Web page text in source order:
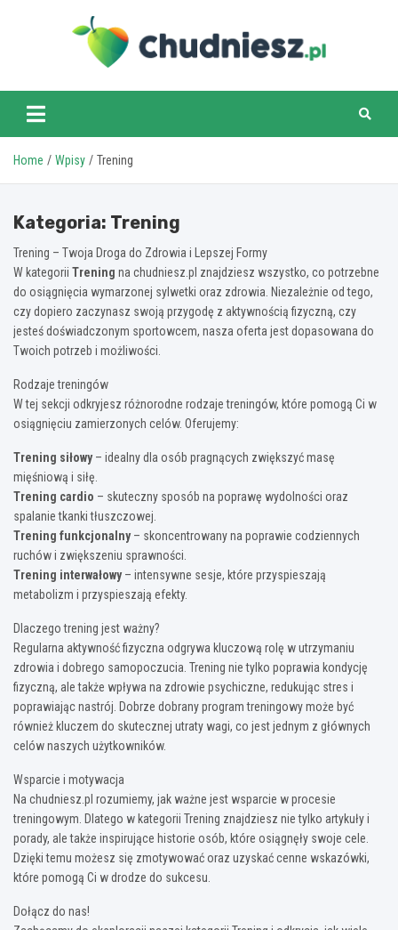
chudniesz.pl
Home Wpisy Trening
Kategoria: Trening
Trening – Twoja Droga do Zdrowia i Lepszej Formy
W kategorii Trening na chudniesz.pl znajdziesz wszystko, co potrzebne
do osiągnięcia wymarzonej sylwetki oraz zdrowia. Niezależnie od tego,
czy dopiero zaczynasz swoją przygodę z aktywnością fizyczną, czy
jesteś doświadczonym sportowcem, nasza oferta jest dopasowana do
Twoich potrzeb i możliwości.
Rodzaje treningów
W tej sekcji odkryjesz różnorodne rodzaje treningów, które pomogą Ci w
osiągnięciu zamierzonych celów. Oferujemy:
Trening siłowy– idealny dla osób pragnących zwiększyć masę
mięśniową i siłę.
Trening cardio – skuteczny sposób na poprawę wydolności oraz
spalanie tkanki tłuszczowej.
Trening funkcjonalny– skoncentrowany na poprawie codziennych
ruchów i zwiększeniu sprawności.
Trening interwałowy– intensywne sesje, które przyspieszają
metabolizm i przyspieszają efekty.
Dlaczego trening jest ważny?
Regularna aktywność fizyczna odgrywa kluczową rolę w utrzymaniu
zdrowia i dobrego samopoczucia. Trening nie tylko poprawia kondycję
fizyczną, ale także wpływa na zdrowie psychiczne, redukując stres i
poprawiając nastrój. Dobrze dobrany program treningowy może być
również kluczem do skutecznej utraty wagi, co jest jednym z głównych
celów naszych użytkowników.
Wsparcie i motywacja
Na chudniesz.pl rozumiemy, jak ważne jest wsparcie w procesie
treningowym. Dlatego w kategorii Trening znajdziesz nie tylko artykuły i
porady, ale także inspirujące historie osób, które osiągnęły swoje cele.
Dzięki temu możesz się zmotywować oraz uzyskać cenne wskazówki,
które pomogą Ci w drodze do sukcesu.
Dołącz do nas!